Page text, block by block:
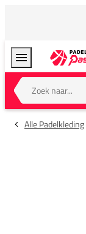
Zoek naar...
Alle Padelkleding